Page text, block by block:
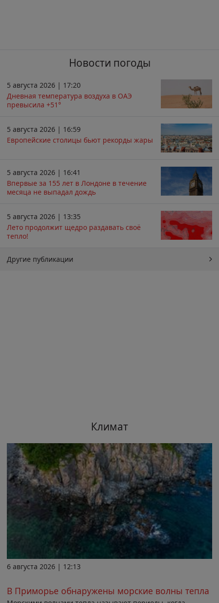
Новости погоды
5 августа 2026 | 17:20
Дневная температура воздуха в ОАЭ
превысила +51°
5 августа 2026 | 16:59
Европейские столицы бьют рекорды жары
5 августа 2026 | 16:41
Впервые за 155 лет в Лондоне в течение
месяца не выпадал дождь
5 августа 2026 | 13:35
Лето продолжит щедро раздавать своё
тепло!
Другие публикации
Климат
6 августа 2026 | 12:13
В Приморье обнаружены морские волны тепла